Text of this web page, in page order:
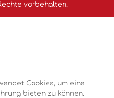
vorbehalten.
Cookies, um eine
bieten zu können.